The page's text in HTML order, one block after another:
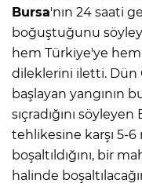
Bursa'nın 24 saati
boğuştuğunu
hem Türkiye'ye
dileklerini iletti. Dün
başlayan yangının
sıçradığını
tehlikesine karşı 5-
boşaltıldığını, bir
halinde